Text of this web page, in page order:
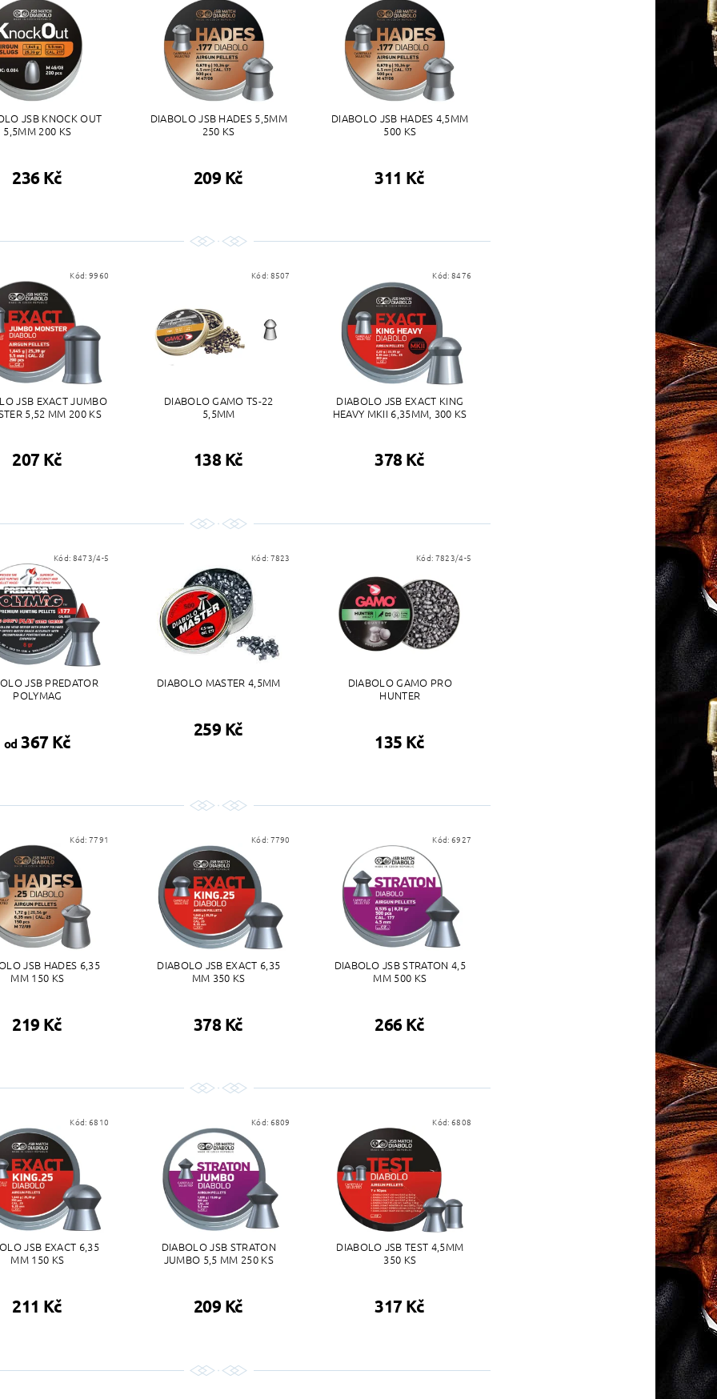
JSB KNOCK OUT
5,5MM 200 KS
236 Kč
DIABOLO JSB HADES 5,5MM
250 KS
209 Kč
DIABOLO JSB HADES 4,5MM
500 KS
311 Kč
Kód:9960
JSB EXACT JUMBO
5,52 MM 200 KS
207 Kč
Kód: 8507
DIABOLO GAMO TS-22
5,5MM
138 Kč
Kód: 8476
DIABOLO JSB EXACT KING
HEAVY MKII 6,35MM, 300 KS
378 Kč
Kód: 8473/4-5
JSB PREDATOR
POLYMAG
od 367 Kč
Kód: 7823
DIABOLO MASTER 4,5MM
259 Kč
Kód: 7823/4-5
DIABOLO GAMO PRO
HUNTER
135 Kč
Kód:7791
JSB HADES 6,35
MM 150 KS
219 Kč
Kód: 7790
DIABOLO JSB EXACT 6,35
MM 350 KS
378 Kč
Kód: 6927
DIABOLO JSB STRATON 4,5
MM 500 KS
266 Kč
Kód:6810
JSB EXACT 6,35
MM 150 KS
211 Kč
Kód: 6809
DIABOLO JSB STRATON
JUMBO 5,5 MM 250 KS
209 Kč
Kód: 6808
DIABOLO JSB TEST 4,5MM
350 KS
317 Kč